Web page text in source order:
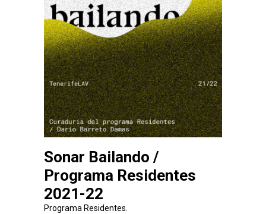
Sonar Bailando /
Programa Residentes
2021-22
Programa Residentes.